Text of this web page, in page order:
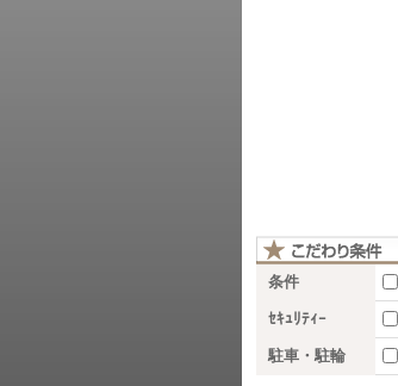
条件
ｾｷｭﾘﾃｨｰ
駐車・駐輪